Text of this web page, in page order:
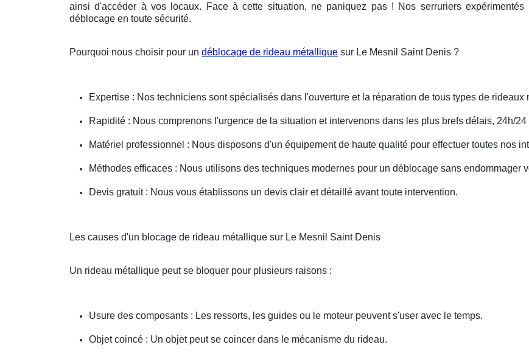
ainsi d'accéder à vos locaux. Face à cette situation, ne paniquez pas ! Nos serruriers expérimentés
déblocage en toute sécurité.
Pourquoi nous choisir pour un déblocage de rideau métallique sur Le Mesnil Saint Denis ?
Expertise : Nos techniciens sont spécialisés dans l'ouverture et la réparation de tous types de rideaux
Rapidité : Nous comprenons l'urgence de la situation et intervenons dans les plus brefs délais, 24h/24
Matériel professionnel : Nous disposons d'un équipement de haute qualité pour effectuer toutes nos
Méthodes efficaces : Nous utilisons des techniques modernes pour un déblocage sans endommager
Devis gratuit : Nous vous établissons un devis clair et détaillé avant toute intervention.
Les causes d'un blocage de rideau métallique sur Le Mesnil Saint Denis
Un rideau métallique peut se bloquer pour plusieurs raisons :
Usure des composants : Les ressorts, les guides ou le moteur peuvent s'user avec le temps.
Objet coincé : Un objet peut se coincer dans le mécanisme du rideau.